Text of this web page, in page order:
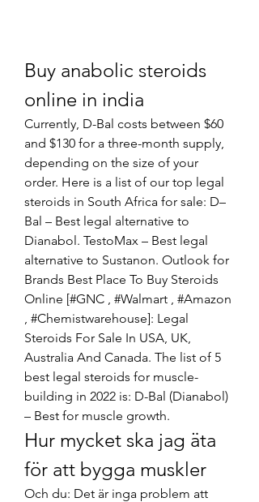
Buy anabolic steroids
online in india
Currently, D-Bal costs between $60
and $130 for a three-month supply,
depending on the size of your
order. Here is a list of our top legal
steroids in South Africa for sale: D–
Bal – Best legal alternative to
Dianabol. TestoMax – Best legal
alternative to Sustanon. Outlook for
Brands Best Place To Buy Steroids
Online [#GNC , #Walmart , #Amazon
, #Chemistwarehouse]: Legal
Steroids For Sale In USA, UK,
Australia And Canada. The list of 5
best legal steroids for muscle-
building in 2022 is: D-Bal (Dianabol)
– Best for muscle growth.
Hur mycket ska jag äta
för att bygga muskler
Och du: Det är inga problem att